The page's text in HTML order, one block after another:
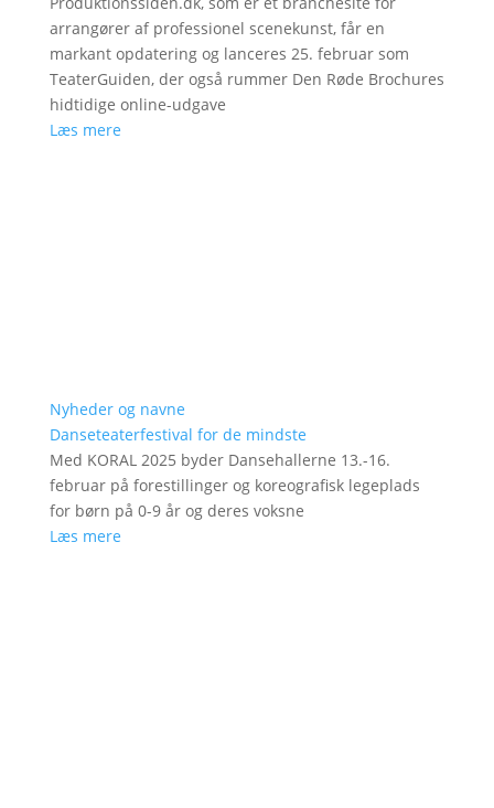
arrangører af professionel scenekunst, får en
markant opdatering og lanceres 25. februar som
TeaterGuiden, der også rummer Den Røde Brochures
hidtidige online-udgave
Læs mere
Nyheder og navne
Danseteaterfestival for de mindste
Med KORAL 2025 byder Dansehallerne 13.-16.
februar på forestillinger og koreografisk legeplads
for børn på 0-9 år og deres voksne
Læs mere